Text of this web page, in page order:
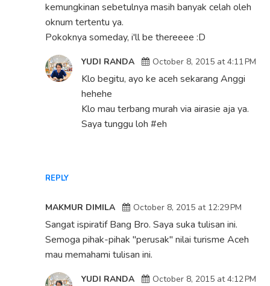
kemungkinan sebetulnya masih banyak celah oleh
oknum tertentu ya.
Pokoknya someday, i'll be thereeee :D
REPLY
YUDI RANDA October 8, 2015 at 4:11 PM
Klo begitu, ayo ke aceh sekarang Anggi
hehehe
Klo mau terbang murah via airasie aja ya.
Saya tunggu loh #eh
MAKMUR DIMILA October 8, 2015 at 12:29 PM
Sangat ispiratif Bang Bro. Saya suka tulisan ini.
Semoga pihak-pihak "perusak" nilai turisme Aceh
mau memahami tulisan ini.
YUDI RANDA October 8, 2015 at 4:12 PM